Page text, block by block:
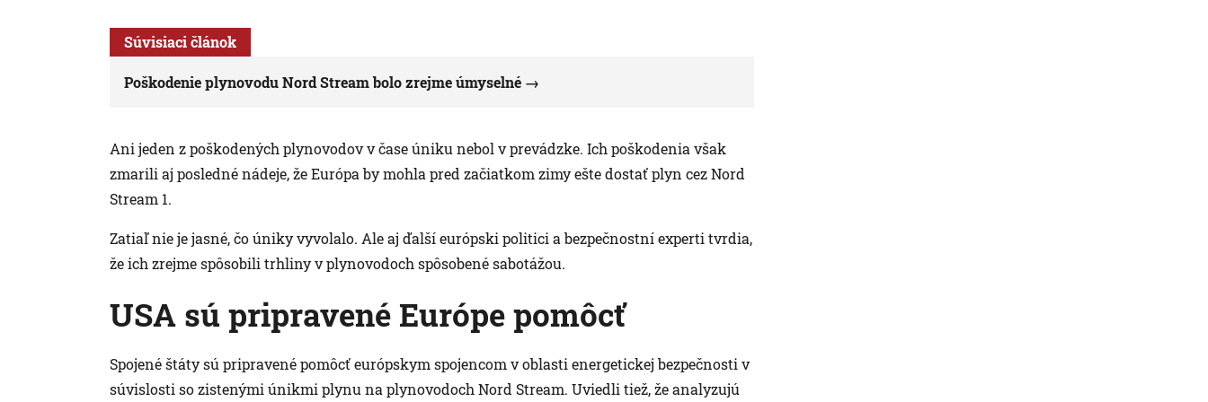
Súvisiaci článok
Poškodenie plynovodu Nord Stream bolo zrejme úmyselné
Ani jeden z poškodených plynovodov v čase úniku nebol v prevádzke. Ich poškodenia však
zmarili aj posledné nádeje, že Európa by mohla pred začiatkom zimy ešte dostať plyn cez Nord
Stream 1.
Zatiaľ nie je jasné, čo úniky vyvolalo. Ale aj ďalší európski politici a bezpečnostní experti tvrdia,
že ich zrejme spôsobili trhliny v plynovodoch spôsobené sabotážou.
USA sú pripravené Európe pomôcť
Spojené štáty sú pripravené pomôcť európskym spojencom v oblasti energetickej bezpečnosti v
súvislosti so zistenými únikmi plynu na plynovodoch Nord Stream. Uviedli tiež, že analyzujú